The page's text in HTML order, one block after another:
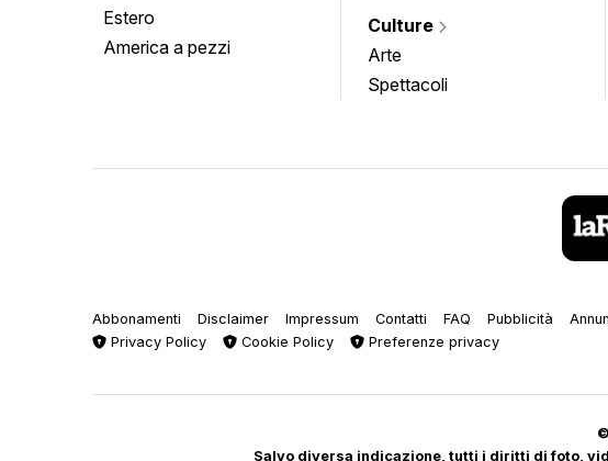
Estero
America a pezzi
Culture
Arte
Spettacoli
Abbonamenti Disclaimer Impressum Contatti FAQ Pubblicità
Privacy Policy
Cookie Policy Preferenze privacy
Salvo diversa indicazione, tutti i diritti di foto,